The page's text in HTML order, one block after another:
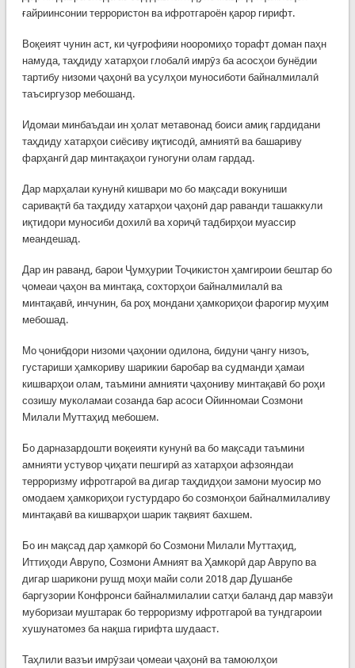
ғайриинсонии террористон ва ифротгароён қарор гирифт.
Воқеият чунин аст, ки ҷуғрофияи нооромиҳо торафт доман паҳн
намуда, таҳдиду хатарҳои глобалӣ имрӯз ба асосҳои бунёдии
тартибу низоми ҷаҳонӣ ва усулҳои муносиботи байналмилалӣ
таъсиргузор мебошанд.
Идомаи минбаъдаи ин ҳолат метавонад боиси амиқ гардидани
таҳдиду хатарҳои сиёсиву иқтисодӣ, амниятӣ ва башариву
фарҳангӣ дар минтақаҳои гуногуни олам гардад.
Дар марҳалаи кунунӣ кишвари мо бо мақсади вокуниши
саривақтӣ ба таҳдиду хатарҳои ҷаҳонӣ дар раванди ташаккули
иқтидори муносиби дохилӣ ва хориҷӣ тадбирҳои муассир
меандешад.
Дар ин раванд, барои Ҷумҳурии Тоҷикистон ҳамгироии бештар бо
ҷомеаи ҷаҳон ва минтақа, сохторҳои байналмилалӣ ва
минтақавӣ, инчунин, ба роҳ мондани ҳамкориҳои фарогир муҳим
мебошад.
Мо ҷонибдори низоми ҷаҳонии одилона, бидуни ҷангу низоъ,
густариши ҳамкориву шарикии баробар ва судманди ҳамаи
кишварҳои олам, таъмини амнияти ҷаҳониву минтақавӣ бо роҳи
созишу муколамаи созанда бар асоси Ойинномаи Созмони
Милали Муттаҳид мебошем.
Бо дарназардошти воқеияти кунунӣ ва бо мақсади таъмини
амнияти устувор ҷиҳати пешгирӣ аз хатарҳои афзояндаи
терроризму ифротгароӣ ва дигар таҳдидҳои замони муосир мо
омодаем ҳамкориҳои густурдаро бо созмонҳои байналмилаливу
минтақавӣ ва кишварҳои шарик тақвият бахшем.
Бо ин мақсад дар ҳамкорӣ бо Созмони Милали Муттаҳид,
Иттиҳоди Аврупо, Созмони Амният ва Ҳамкорӣ дар Аврупо ва
дигар шарикони рушд моҳи майи соли 2018 дар Душанбе
баргузории Конфронси байналмилалии сатҳи баланд дар мавзӯи
муборизаи муштарак бо терроризму ифротгароӣ ва тундгароии
хушунатомез ба нақша гирифта шудааст.
Таҳлили вазъи имрӯзаи ҷомеаи ҷаҳонӣ ва тамоюлҳои